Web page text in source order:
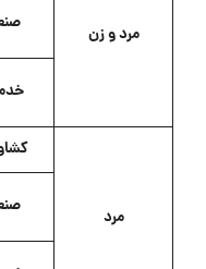
مرد و زن
مرد